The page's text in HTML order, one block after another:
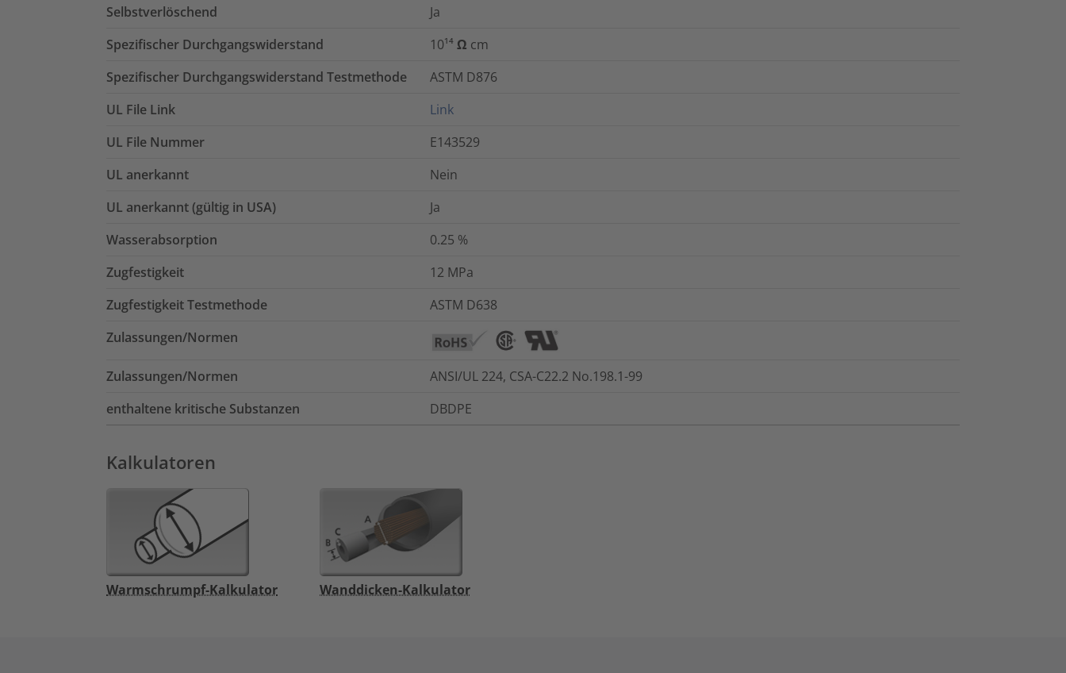
Selbstverlöschend
Ja
Spezifischer Durchgangswiderstand
10¹⁴ Ω cm
Spezifischer Durchgangswiderstand Testmethode
ASTM D876
UL File Link
Link
UL File Nummer
E143529
UL anerkannt
Nein
UL anerkannt (gültig in USA)
Ja
Wasserabsorption
0.25 %
Zugfestigkeit
12 MPa
Zugfestigkeit Testmethode
ASTM D638
Zulassungen/Normen
Zulassungen/Normen
ANSI/UL 224, CSA-C22.2 No.198.1-99
enthaltene kritische Substanzen
DBDPE
Kalkulatoren
Warmschrumpf-Kalkulator Wanddicken-Kalkulator